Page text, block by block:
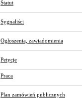
Statut
Sygnaliści
Ogłoszenia, zawiadomienia
Petycje
Praca
Plan zamówień publicznych